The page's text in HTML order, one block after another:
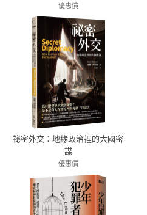
的心智操控史
優惠價
79折 751元
祕密外交：地緣政治裡的大國密
謀
優惠價
79折 394元